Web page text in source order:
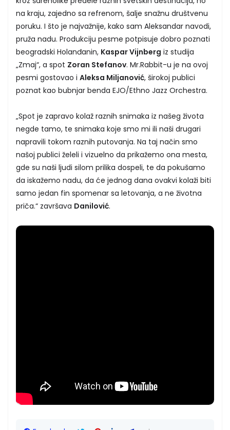
na kraju, zajedno sa refrenom, šalje snažnu društvenu
poruku. I što je najvažnije, kako sam Aleksandar navodi,
pruža nadu. Produkciju pesme potpisuje dobro poznati
beogradski Holanđanin, Kaspar Vijnberg iz studija
„Zmaj“, a spot Zoran Stefanov. Mr.Rabbit-u je na ovoj
pesmi gostovao i Aleksa Miljanović, širokoj publici
poznat kao bubnjar benda EJO/Ethno Jazz Orchestra.
„Spot je zapravo kolaž raznih snimaka iz našeg života
negde tamo, te snimaka koje smo mi ili naši drugari
napravili tokom raznih putovanja. Na taj način smo
našoj publici želeli i vizuelno da prikažemo ona mesta,
gde su naši ljudi silom prilika dospeli, te da pokušamo
da iskažemo nadu, da će jednog dana ovakvi kolaži biti
samo jedan fin spomenar sa letovanja, a ne životna
priča.“ završava Danilović.